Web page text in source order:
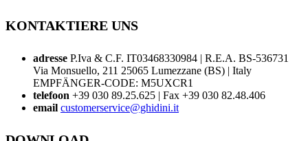
KONTAKTIERE UNS
adresse P.Iva & C.F. IT03468330984 | R.E.A. BS-536731
Via Monsuello, 211 25065 Lumezzane (BS) | Italy
EMPFÄNGER-CODE: M5UXCR1
telefoon +39 030 89.25.625 | Fax +39 030 82.48.406
email customerservice@ghidini.it